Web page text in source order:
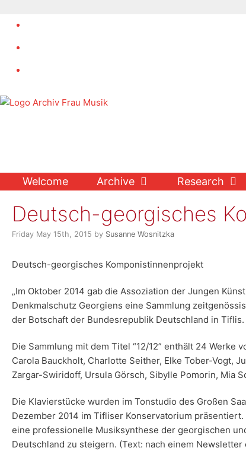
Welcome Archive Research
Deutsch-georgisches
Friday May 15th, 2015 by Susanne Wosnitzka
Deutsch-georgisches Komponistinnenprojekt
„Im Oktober 2014 gab die Assoziation der Jungen
Denkmalschutz Georgiens eine Sammlung
der Botschaft der Bundesrepublik Deutschland in Tiflis.
Die Sammlung mit dem Titel “12/12” enthält 24
Carola Bauckholt, Charlotte Seither, Elke Tober-Vogt,
Zargar-Swiridoff, Ursula Görsch, Sibylle Pomorin, Mia
Die Klavierstücke wurden im Tonstudio des Großen
Dezember 2014 im Tifliser Konservatorium
eine professionelle Musiksynthese der georgischen
Deutschland zu steigern. (Text: nach einem